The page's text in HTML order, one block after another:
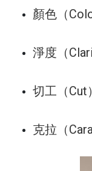
顏色（
淨度（
切工（Cut
克拉（